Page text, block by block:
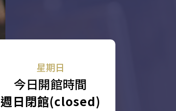
星期日
今日開館時間
週日閉館(closed)